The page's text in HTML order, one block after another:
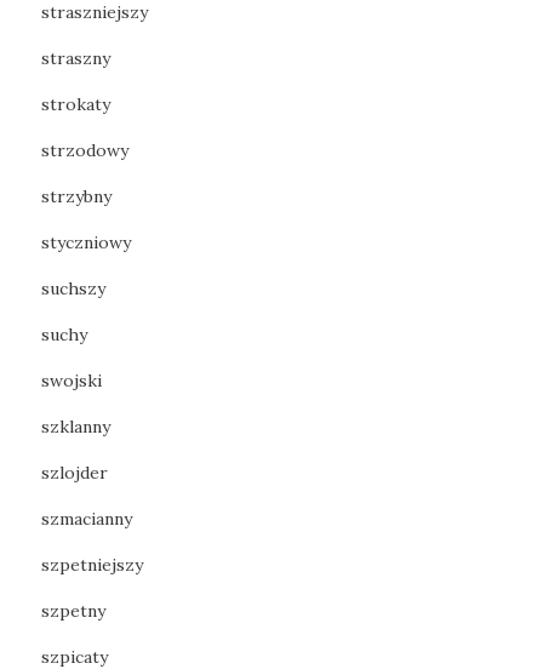
straszniejszy
straszny
strokaty
strzodowy
strzybny
styczniowy
suchszy
suchy
swojski
szklanny
szlojder
szmacianny
szpetniejszy
szpetny
szpicaty